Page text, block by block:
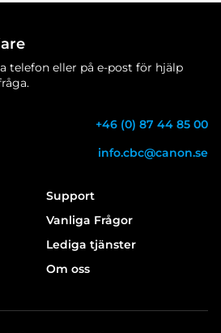
Support
Vanliga Frågor
Lediga tjänster
Om oss
telefon eller på e-post för hjälp
+46 (0) 87 44 85 00
info.cbc@canon.se